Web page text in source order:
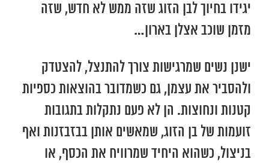
יגידו בחיוך לבן הזוג שזה ממש לא חדש, שזה
מזמן שוכב אצלן בארון…
ישנן נשים שמרגישות צורך להתנצל, להצטדק
ולהסביר את עצמן, גם כשמדובר בהוצאות כספיות
קטנות ונחוצות. הן לא פעם נתקלות בתגובות
זועמות של בן הזוג, שמאשים אותן בבזבזנות ואף
בניצול, כשהוא היחיד שמרוויח את הכסף, או